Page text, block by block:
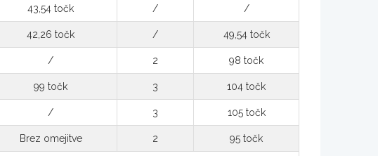
43,54 točk / /
42,26 točk / 49,54 točk
/ 2 98 točk
99 točk 3 104 točk
/ 3 105 točk
Brez omejitve 2 95 točk